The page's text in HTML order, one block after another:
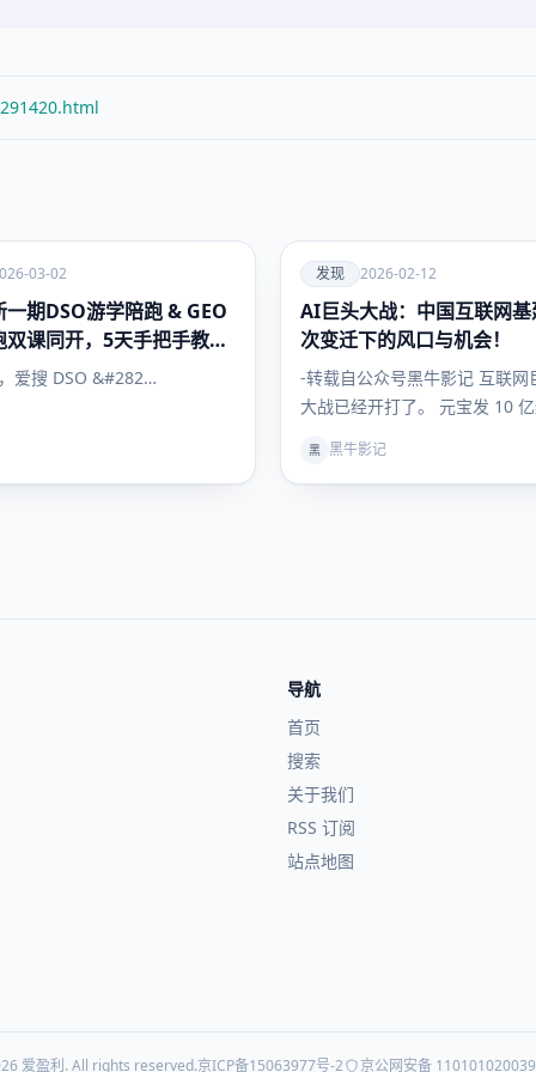
03-02
一期DSO游学陪跑 & GEO
双课同开，5天手把手教会
索流量
爱搜 DSO &#282…
爱
发现
发现 2026-02-12
AI巨头大战：中国互联网
次变迁下的风口与机会！
-转载自公众号黑牛影记 互联网
大战已经开打了。 元宝发 10
黑 黑牛影记
导航
首页
搜索
关于我们
RSS 订阅
站点地图
爱盈利. All rights reserved.京ICP备15063977号-2 京公网安备